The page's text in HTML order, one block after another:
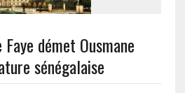
démet Ousmane
sénégalaise